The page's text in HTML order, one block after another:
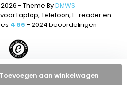
Toevoegen aan winkelwagen
- Theme ByDMWS
Laptop, Telefoon, E-reader en
4.66 - 2024 beoordelingen